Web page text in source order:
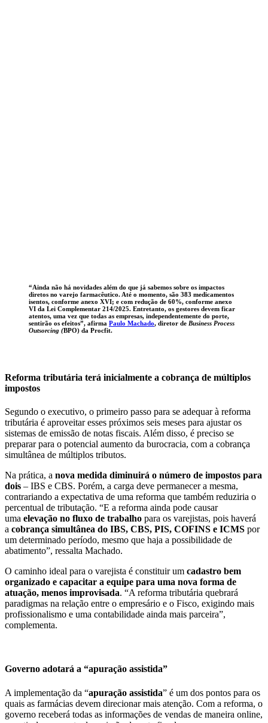
“Ainda não há novidades além do que já sabemos sobre os impactos
diretos no varejo farmacêutico. Até o momento, são 383 medicamentos
isentos, conforme anexo XVI; e com redução de 60%, conforme anexo
VI da Lei Complementar 214/2025. Entretanto, os gestores devem ficar
atentos, uma vez que todas as empresas, independentemente do porte,
sentirão os efeitos”, afirma Paulo Machado, diretor de Business Process
Outsorcing (BPO) da Procfit.
Reforma tributária terá inicialmente a cobrança de múltiplos
impostos
Segundo o executivo, o primeiro passo para se adequar à reforma
tributária é aproveitar esses próximos seis meses para ajustar os
sistemas de emissão de notas fiscais. Além disso, é preciso se
preparar para o potencial aumento da burocracia, com a cobrança
simultânea de múltiplos tributos.
Na prática, a nova medida diminuirá o número de impostos para
dois – IBS e CBS. Porém, a carga deve permanecer a mesma,
contrariando a expectativa de uma reforma que também reduziria o
percentual de tributação. “E a reforma ainda pode causar
uma elevação no fluxo de trabalho para os varejistas, pois haverá
a cobrança simultânea do IBS, CBS, PIS, COFINS e ICMS por
um determinado período, mesmo que haja a possibilidade de
abatimento”, ressalta Machado.
O caminho ideal para o varejista é constituir um cadastro bem
organizado e capacitar a equipe para uma nova forma de
atuação, menos improvisada. “A reforma tributária quebrará
paradigmas na relação entre o empresário e o Fisco, exigindo mais
profissionalismo e uma contabilidade ainda mais parceira”,
complementa.
Governo adotará a “apuração assistida”
A implementação da “apuração assistida” é um dos pontos para os
quais as farmácias devem direcionar mais atenção. Com a reforma, o
governo receberá todas as informações de vendas de maneira online,